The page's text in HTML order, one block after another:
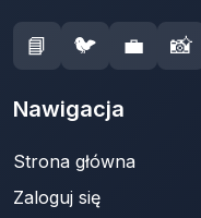
📘 🐦 💼 📸
Nawigacja
Strona główna
Zaloguj się